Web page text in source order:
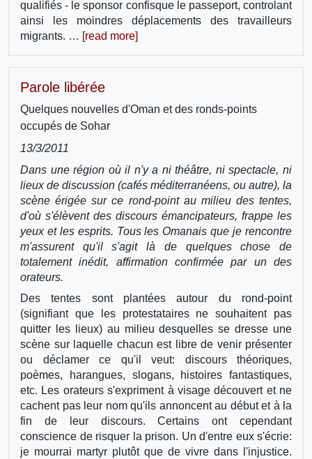
qualifiés - le sponsor confisque le passeport, controlant
ainsi les moindres déplacements des travailleurs
migrants. … [read more]
Parole libérée
Quelques nouvelles d'Oman et des ronds-points
occupés de Sohar
13/3/2011
Dans une région où il n'y a ni théâtre, ni spectacle, ni
lieux de discussion (cafés méditerranéens, ou autre), la
scène érigée sur ce rond-point au milieu des tentes,
d'où s'élèvent des discours émancipateurs, frappe les
yeux et les esprits. Tous les Omanais que je rencontre
m'assurent qu'il s'agit là de quelques chose de
totalement inédit, affirmation confirmée par un des
orateurs.
Des tentes sont plantées autour du rond-point
(signifiant que les protestataires ne souhaitent pas
quitter les lieux) au milieu desquelles se dresse une
scène sur laquelle chacun est libre de venir présenter
ou déclamer ce qu'il veut: discours théoriques,
poèmes, harangues, slogans, histoires fantastiques,
etc. Les orateurs s'expriment à visage découvert et ne
cachent pas leur nom qu'ils annoncent au début et à la
fin de leur discours. Certains ont cependant
conscience de risquer la prison. Un d'entre eux s'écrie:
je mourrai martyr plutôt que de vivre dans l'injustice.